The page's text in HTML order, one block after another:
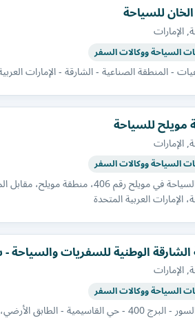
للسياحة
الإمارات
السياحة ووكالات السفر
- المنطقة الصناعية - الشارقة - الإمارات
مويلح للسياحة
الإمارات
السياحة ووكالات السفر
مبنى السياحة في مويلح رقم
الإمارات العربية المتحدة
الشارقة الوطنية للسفريات والسياحة -
الإمارات
السياحة ووكالات السفر
- الطابق الأرضي، الشارقة، الإمارات العربية المتحدة